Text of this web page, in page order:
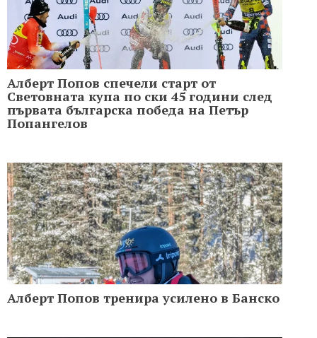
Алберт Попов спечели старт от
Световната купа по ски 45 години след
първата българска победа на Петър
Попангелов
Алберт Попов тренира усилено в Банско